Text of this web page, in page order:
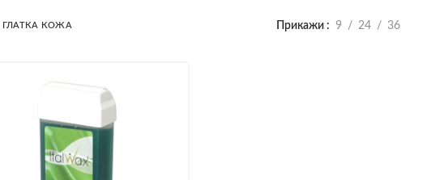
ГЛАТКА КОЖА Прикажи 9 24 36